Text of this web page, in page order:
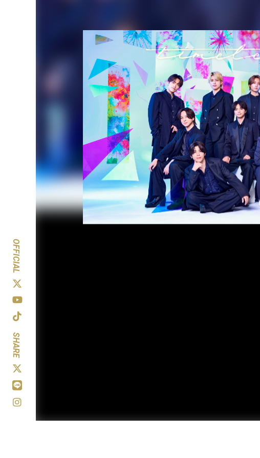
OFFICIAL
SHARE